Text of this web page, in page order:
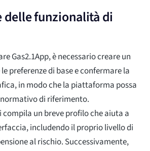
delle funzionalità di
Gas2.1App, è necessario creare un
preferenze di base e confermare la
in modo che la piattaforma possa
di riferimento.
compila un breve profilo che aiuta a
includendo il proprio livello di
al rischio. Successivamente,